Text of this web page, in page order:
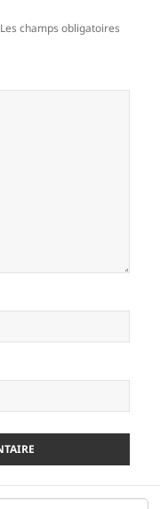
Les champs obligatoires